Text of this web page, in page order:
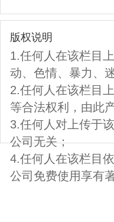
版权说明
1.任何人在该栏目
动、色情、暴力、
2.任何人在该栏目
等合法权利，由此
3.任何人对上传于
公司无关；
4.任何人在该栏目
公司免费使用享有